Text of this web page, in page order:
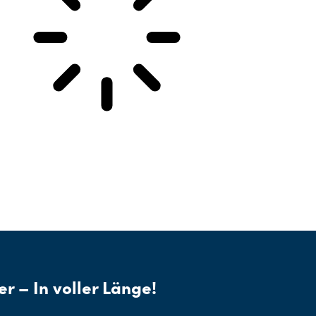
– In voller Länge!